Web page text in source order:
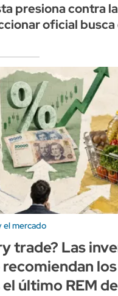
presiona contra
oficial
el mercado
trade? Las
los
último REM